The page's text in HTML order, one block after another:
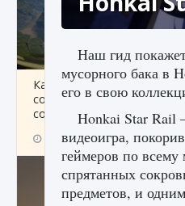
Как исправить ошибку
сохранение мира —
сохранение данных мира»
9 августа 2024
Наш гид
мусорного бака в
его в свою
Honkai Star Rail
видеоигра,
геймеров по
спрятанных
предметов, и